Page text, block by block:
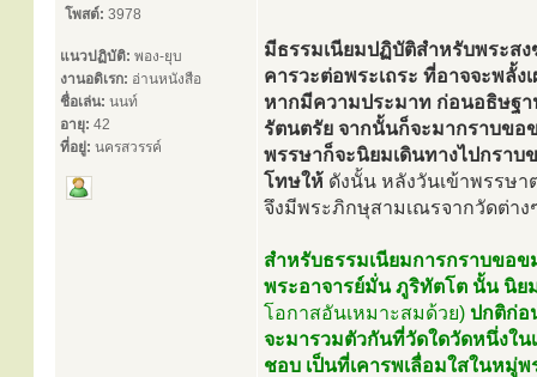
โพสต์: 3978
แนวปฏิบัติ: พอง-ยุบ
งานอดิเรก: อ่านหนังสือ
ชื่อเล่น: นนท์
อายุ: 42
ที่อยู่: นครสวรรค์
มีธรรมเนียมปฏิบัติสำหรับพระส
คารวะต่อพระเถระ ที่อาจจะพลั้ง
หากมีความประมาท ก่อนอธิษฐา
รัตนตรัย จากนั้นก็จะมากราบขอ
พรรษาก็จะนิยมเดินทางไปกรา
โทษให้ ดังนั้น หลังวันเข้าพรรษ
จึงมีพระภิกษุสามเณรจากวัดต่า
สำหรับธรรมเนียมการกราบขอข
พระอาจารย์มั่น ภูริทัตโต นั้น นิย
โอกาสอันเหมาะสมด้วย) ปกติก่อ
จะมารวมตัวกันที่วัดใดวัดหนึ่งใ
ชอบ เป็นที่เคารพเลื่อมใสในหมู่